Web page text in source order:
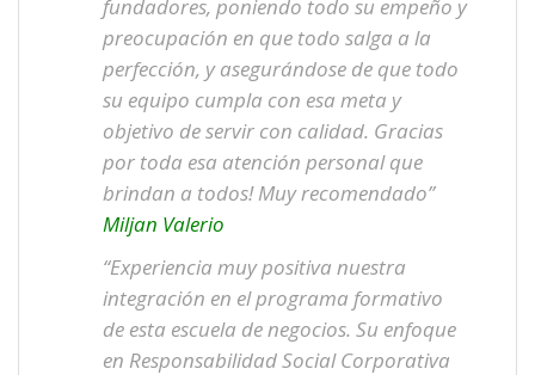
fundadores, poniendo todo su empeño y
preocupación en que todo salga a la
perfección, y asegurándose de que todo
su equipo cumpla con esa meta y
objetivo de servir con calidad. Gracias
por toda esa atención personal que
brindan a todos! Muy recomendado”
Miljan Valerio
“Experiencia muy positiva nuestra
integración en el programa formativo
de esta escuela de negocios. Su enfoque
en Responsabilidad Social Corporativa